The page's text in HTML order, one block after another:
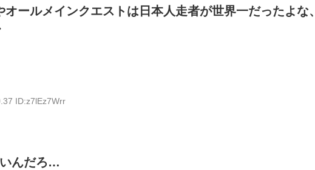
ールメインクエストは日本人走者が世界一だったよな、
ID:z7lEz7Wrr
んだろ…